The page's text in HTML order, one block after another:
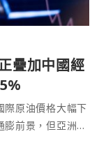
疊加中國經
際原油價格大幅下
前景，但亞洲主
與半導體類股遭